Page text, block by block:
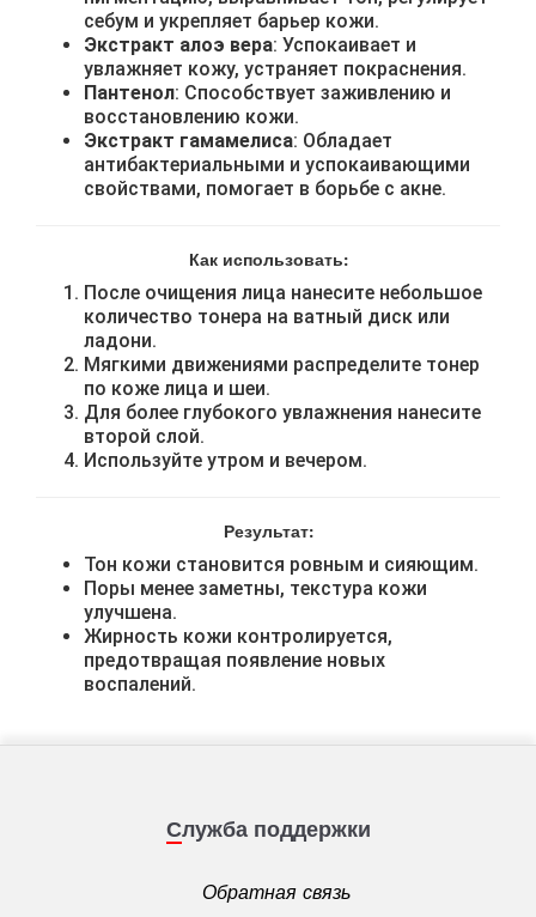
себум и укрепляет барьер кожи.
Экстракт алоэ вера: Успокаивает и
увлажняет кожу, устраняет покраснения.
Пантенол: Способствует заживлению и
восстановлению кожи.
Экстракт гамамелиса: Обладает
антибактериальными и успокаивающими
свойствами, помогает в борьбе с акне.
Как использовать:
После очищения лица нанесите небольшое
количество тонера на ватный диск или
ладони.
Мягкими движениями распределите тонер
по коже лица и шеи.
Для более глубокого увлажнения нанесите
второй слой.
Используйте утром и вечером.
Результат:
Тон кожи становится ровным и сияющим.
Поры менее заметны, текстура кожи
улучшена.
Жирность кожи контролируется,
предотвращая появление новых
воспалений.
Служба поддержки
Обратная связь